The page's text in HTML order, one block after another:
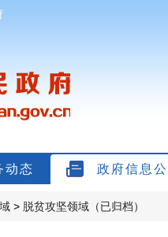
动态 政府信息
> 脱贫攻坚领域（已归档）